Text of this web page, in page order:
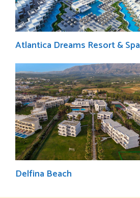
Atlantica Dreams Resort & Spa
Delfina Beach